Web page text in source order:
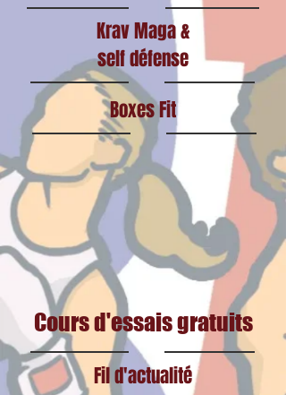
Krav Maga &
self défense
Boxes Fit
Cours d'essais gratuits
Fil d'actualité